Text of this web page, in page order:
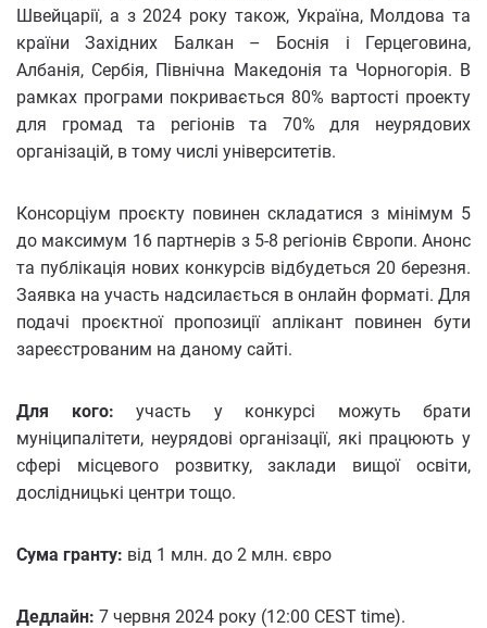
Швейцарії, а з 2024 року також, Україна, Молдова та
країни Західних Балкан – Боснія і Герцеговина,
Албанія, Сербія, Північна Македонія та Чорногорія. В
рамках програми покривається 80% вартості проекту
для громад та регіонів та 70% для неурядових
організацій, в тому числі університетів.
Консорціум проєкту повинен складатися з мінімум 5
до максимум 16 партнерів з 5-8 регіонів Європи. Анонс
та публікація нових конкурсів відбудеться 20 березня.
Заявка на участь надсилається в онлайн форматі. Для
подачі проєктної пропозиції аплікант повинен бути
зареєстрованим на даному сайті.
Для кого: участь у конкурсі можуть брати
муніципалітети, неурядові організації, які працюють у
сфері місцевого розвитку, заклади вищої освіти,
дослідницькі центри тощо.
Сума гранту: від 1 млн. до 2 млн. євро
Дедлайн: 7 червня 2024 року (12:00 CEST time).